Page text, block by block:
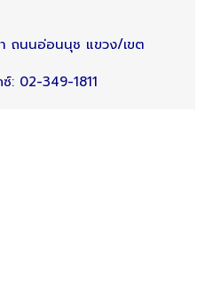
ถนนอ่อนนุช แขวง/เขต
02-349-1811